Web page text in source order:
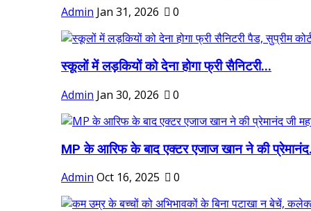
Admin Jan 31, 2026 0
स्कूलों में लड़कियों को देना होगा फ्री सैनिटरी...
Admin Jan 30, 2026 0
MP के आरिफ के बाद एक्टर एजाज खान ने की
Admin Oct 16, 2025 0